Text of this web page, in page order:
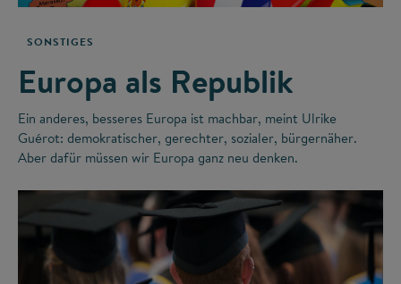
SONSTIGES
Europa als Republik
Ein anderes, besseres Europa ist machbar, meint Ulrike
Guérot: demokratischer, gerechter, sozialer, bürgernäher.
Aber dafür müssen wir Europa ganz neu denken.